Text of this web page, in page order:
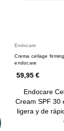
Endocare
Crema cellage
endocare
59,95 €
Endocare
Cream SPF 30
ligera y de